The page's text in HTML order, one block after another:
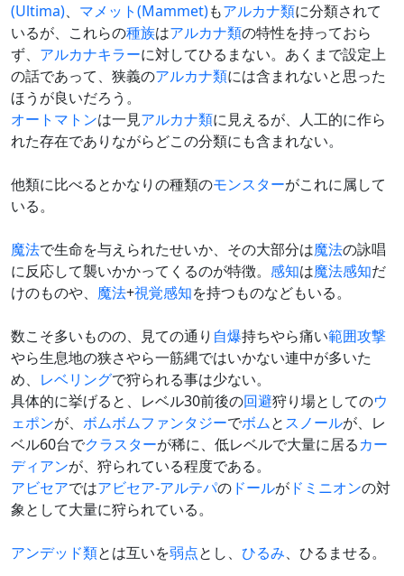
(Ultima)、 マメット(Mammet)もアルカナ類に分類されて
いるが、これらの種族はアルカナ類の特性を持っておら
ず、 アルカナキラーに対してひるまない。あくまで設定上
の話であって、狭義のアルカナ類には含まれないと思った
ほうが良いだろう。
オートマトンは一見アルカナ類に見えるが、人工的に作ら
れた存在でありながらどこの分類にも含まれない。
他類に比べるとかなりの種類のモンスターがこれに属して
いる。
魔法で生命を与えられたせいか、その大部分は魔法の詠唱
に反応して襲いかかってくるのが特徴。 感知は魔法感知だ
けのものや、 魔法+視覚感知を持つものなどもいる。
数こそ多いものの、見ての通り 自爆持ちやら痛い範囲攻撃
やら生息地の狭さやら一筋縄ではいかない連中が多いた
め、 レベリングで狩られる事は少ない。
具体的に挙げると、レベル30前後の回避狩り場としてのウ
ェポンが、 ボムボムファンタジーでボムとスノールが、レ
ベル60台でクラスターが稀に、低レベルで大量に居るカー
ディアンが、狩られている程度である。
アビセアではアビセア-アルテパの ドールが ドミニオンの対
象として大量に狩られている。
アンデッド類とは互いを弱点とし、 ひるみ、ひるませる。